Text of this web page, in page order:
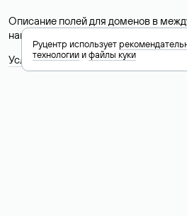
Описание полей для доменов в
национальных доменах
Условия использования Whois-
Руцентр использует
технологииифайлы куки